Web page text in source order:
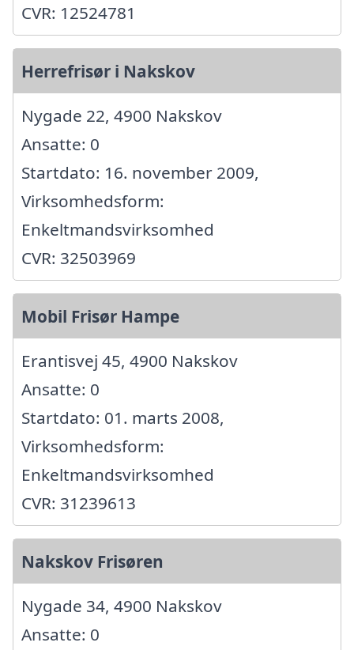
CVR: 12524781
Herrefrisør i Nakskov
Nygade 22, 4900 Nakskov
Ansatte: 0
Startdato: 16. november 2009,
Virksomhedsform:
Enkeltmandsvirksomhed
CVR: 32503969
Mobil Frisør Hampe
Erantisvej 45, 4900 Nakskov
Ansatte: 0
Startdato: 01. marts 2008,
Virksomhedsform:
Enkeltmandsvirksomhed
CVR: 31239613
Nakskov Frisøren
Nygade 34, 4900 Nakskov
Ansatte: 0